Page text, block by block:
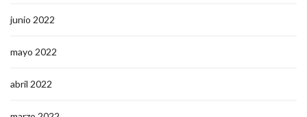
junio 2022
mayo 2022
abril 2022